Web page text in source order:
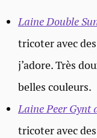
Laine Double
tricoter avec
j’adore. Très
belles couleurs.
Laine Peer Gynt
tricoter avec